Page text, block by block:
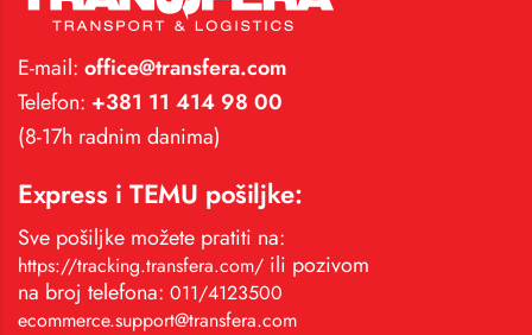
E-mail: office@transfera.com
Telefon: +381 11 414 98 00
(8-17h radnim danima)
Express i TEMU pošiljke:
Sve pošiljke možete pratiti na:
https://tracking.transfera.com/ ili pozivom
na broj telefona: 011/4123500
ecommerce.support@transfera.com